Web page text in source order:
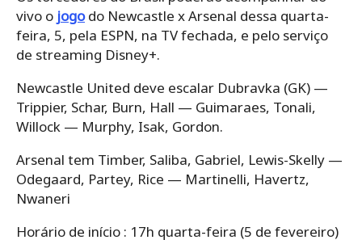
vivo o jogodo Newcastle x Arsenal dessa quarta-
feira, 5, pela ESPN, na TV fechada, e pelo serviço
de streaming Disney+.
Newcastle United deve escalar Dubravka (GK) —
Trippier, Schar, Burn, Hall — Guimaraes, Tonali,
Willock — Murphy, Isak, Gordon.
Arsenal tem Timber, Saliba, Gabriel, Lewis-Skelly —
Odegaard, Partey, Rice — Martinelli, Havertz,
Nwaneri
Horário de início : 17h quarta-feira (5 de fevereiro)